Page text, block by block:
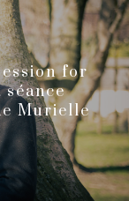
for
Murielle